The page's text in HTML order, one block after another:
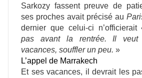
Sarkozy fassent preuve de
ses proches avait précisé au
dernier que celui-ci
pas avant la rentrée. Il veut
vacances, souffler un peu. »
L’appel de Marrakech
Et ses vacances, il devrait les